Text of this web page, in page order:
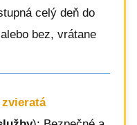
celý deň do
bez, vrátane
zvieratá